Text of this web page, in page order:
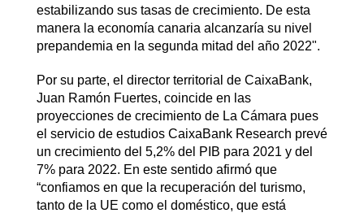
estabilizando sus tasas de crecimiento. De esta
manera la economía canaria alcanzaría su nivel
prepandemia en la segunda mitad del año 2022".
Por su parte, el director territorial de CaixaBank,
Juan Ramón Fuertes, coincide en las
proyecciones de crecimiento de La Cámara pues
el servicio de estudios CaixaBank Research prevé
un crecimiento del 5,2% del PIB para 2021 y del
7% para 2022. En este sentido afirmó que
“confiamos en que la recuperación del turismo,
tanto de la UE como el doméstico, que está